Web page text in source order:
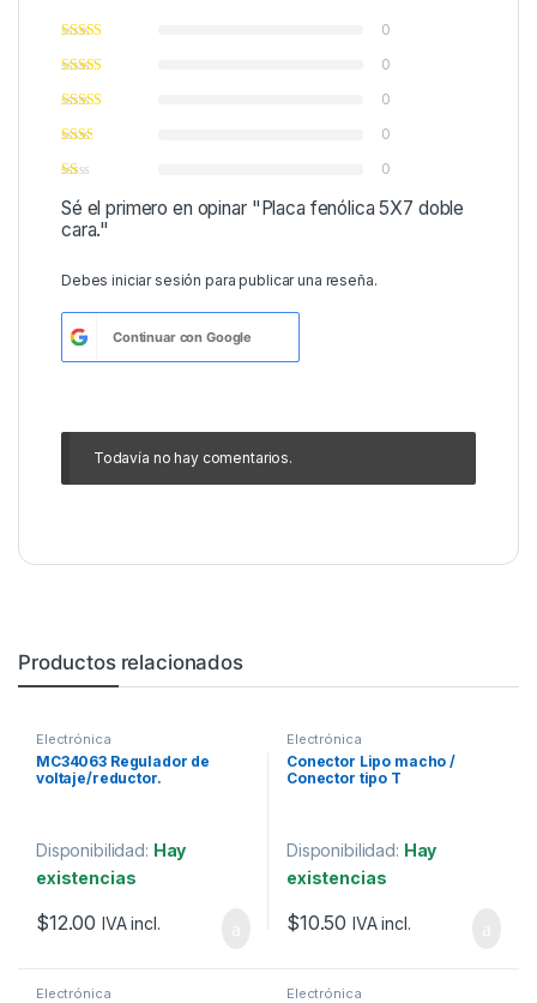
0
0
0
0
0
Sé el primero en opinar "Placa fenólica 5X7 doble
cara."
Debesiniciar sesión para publicar una reseña.
Continuar conGoogle
Todavía no hay comentarios.
Productos relacionados
Electrónica
MC34063 Regulador de
voltaje/reductor.
Disponibilidad: Hay
existencias
$12.00 IVA incl.
Electrónica
Conector Lipo macho /
Conector tipo T
Disponibilidad: Hay
existencias
$10.50 IVA incl.
Electrónica Electrónica